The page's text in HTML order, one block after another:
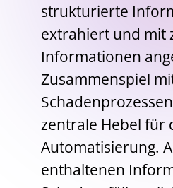
strukturierte
extrahiert und mit
Informationen
Zusammenspiel
zentrale Hebel für
Automatisierung.
enthaltenen